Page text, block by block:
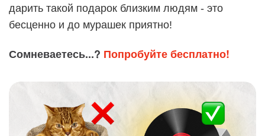
дарить такой подарок близким людям - это
бесценно и до мурашек приятно!
Сомневаетесь...? Попробуйте бесплатно!